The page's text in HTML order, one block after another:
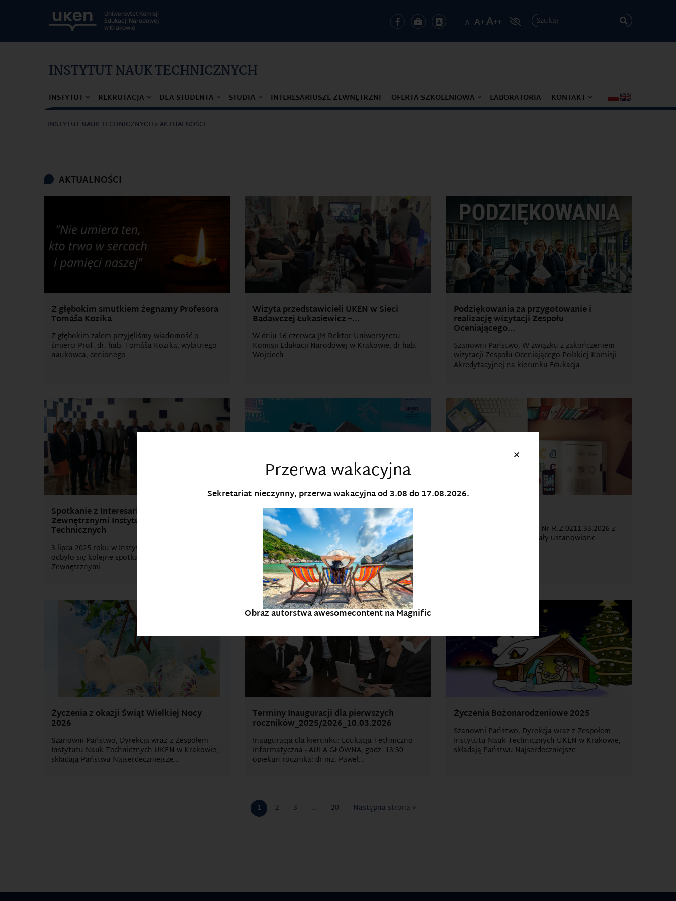
Uniwersytet Komisji
Edukacji Narodowej
w Krakowie
Szukaj
INSTYTUT NAUK TECHNICZNYCH
INSTYTUT REKRUTACJA DLA STUDENTA STUDIA INTERESARIUSZE ZEWNĘTRZNI OFERTA SZKOLENIOWA LABORATORIA KONTAKT
INSTYTUT NAUK TECHNICZNYCH >AKTUALNOŚCI
AKTUALNOŚCI
Z głębokim smutkiem żegnamy Profesora
Tomáša Kozíka
Z głębokim żalem przyjęliśmy wiadomość o
śmierci Prof. dr. hab. Tomáša Kozíka, wybitnego
naukowca, cenionego...
Wizyta przedstawicieli UKEN w Sieci
Badawczej Łukasiewicz –...
W dniu 16 czerwca JM Rektor Uniwersytetu
Komisji Edukacji Narodowej w Krakowie, dr hab.
Wojciech...
Podziękowania za przygotowanie i
realizację wizytacji Zespołu
Oceniającego...
Szanowni Państwo, W związku z zakończeniem
wizytacji Zespołu Oceniającego Polskiej Komisji
Akredytacyjnej na kierunku Edukacja...
Spotkanie z Interesariuszami
Zewnętrznymi Instytutu Nauk
Technicznych
3 lipca 2025 roku w Instytucie Nauk Technicznych
odbyło się kolejne spotkanie z Interesariuszami
Zewnętrznymi...
Konkurs na imiona dla Robo-Psów w INT
Szanowni Państwo, Studenci Instytutu Nauk
Technicznych! Serdecznie zapraszamy do udziału
w Konkursie na imiona dla...
Zarządzeniem Rektora Nr R.Z.0211.33.2026 z
dnia 11 maja 2026 r. zostały ustanowione
Życzenia z okazji Świąt Wielkiej Nocy
2026
Szanowni Państwo, Dyrekcja wraz z Zespołem
Instytutu Nauk Technicznych UKEN w Krakowie,
składają Państwu Najserdeczniejsze...
Terminy Inauguracji dla pierwszych
roczników_2025/2026_10.03.2026
Inauguracja dla kierunku: Edukacja Techniczno-
Informatyczna - AULA GŁÓWNA, godz. 13:30
opiekun rocznika: dr inż. Paweł...
Życzenia Bożonarodzeniowe 2025
Szanowni Państwo, Dyrekcja wraz z Zespołem
Instytutu Nauk Technicznych UKEN w Krakowie,
składają Państwu Najserdeczniejsze...
1 2 3 … 20 Następna strona »
×
Przerwa wakacyjna
Sekretariat nieczynny, przerwa wakacyjna od 3.08 do 17.08.2026.
Obraz autorstwa awesomecontent na Magnific